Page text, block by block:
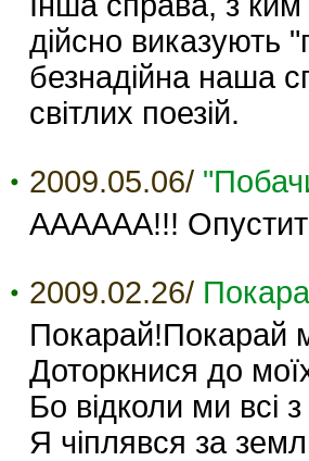
дійсно виказують
безнадійна наша
світлих поезій.
2009.05.06/
АААААА!!!
2009.02.26/
Покарай!Покарай
Доторкнися до
Бо відколи ми всі
Я чіплявся за